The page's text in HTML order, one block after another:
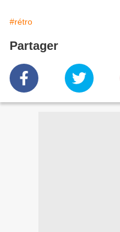
#rétro
Partager